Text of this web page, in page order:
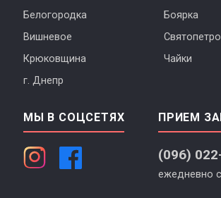
Белогородка
Боярка
Вишневое
Крюковщина
Чайки
г. Днепр
МЫ В СОЦСЕТЯХ ПРИЕМ
(096)
ежедневно